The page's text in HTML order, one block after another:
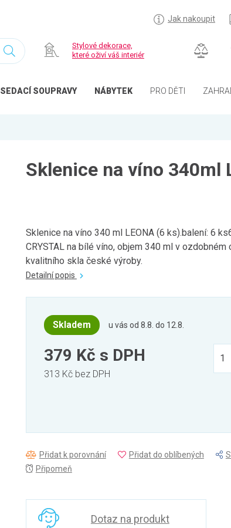
Jak nakoupit
Stylové dekorace,
které oživí váš interiér
SEDACÍ SOUPRAVY NÁBYTEK PRO DĚTI
Sklenice na víno 340ml
Sklenice na víno 340 ml LEONA (6 ks).balení: 6
CRYSTAL na bílé víno, objem 340 ml v
kvalitního skla české výroby.
Detailní popis
Skladem u vás od 8.8. do 12.8.
379 Kč s DPH
313 Kč bez DPH
Přidat k porovnání Přidat do oblíbených
Připomeň
Dotaz na produkt